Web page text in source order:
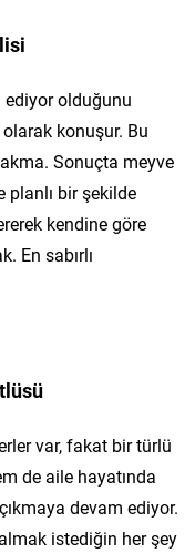
ediyor olduğunu
konuşur. Bu
Sonuçta meyve
planlı bir şekilde
kendine göre
En sabırlı
var, fakat bir türlü
de aile hayatında
devam ediyor.
istediğin her şey